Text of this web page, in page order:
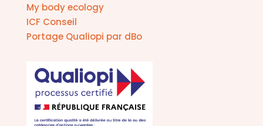
My body ecology
ICF Conseil
Portage Qualiopi par dBo